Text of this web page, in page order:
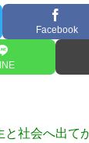
Facebook
と社会へ出て